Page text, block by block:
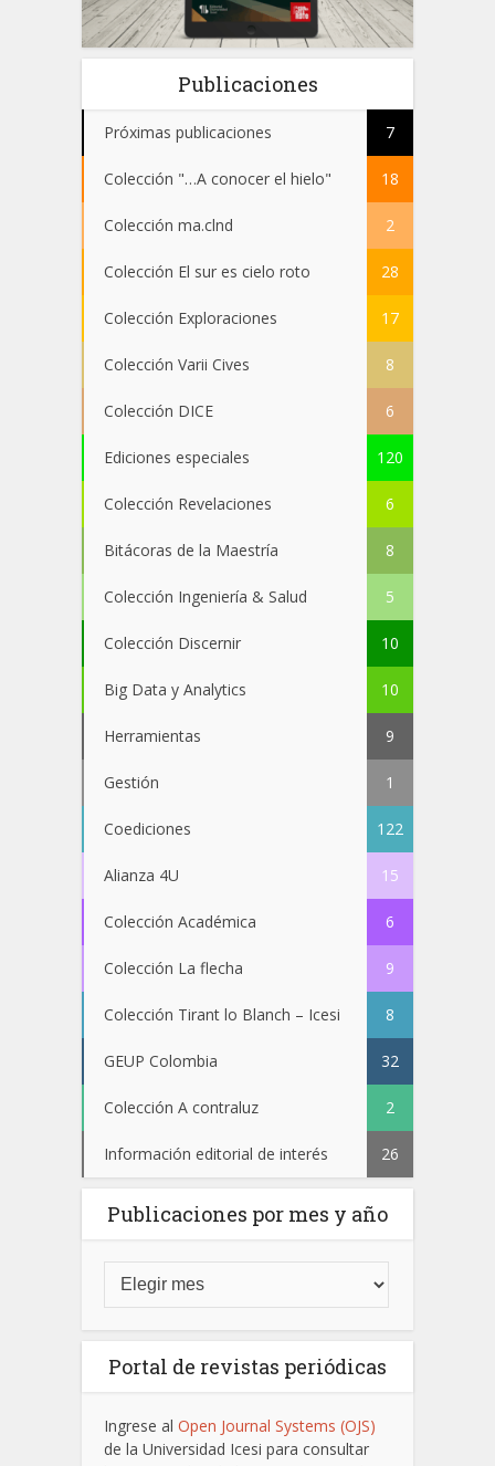
Publicaciones
Próximas publicaciones 7
Colección "…A conocer el hielo" 18
Colección ma.clnd 2
Colección El sur es cielo roto 28
Colección Exploraciones 17
Colección Varii Cives 8
Colección DICE 6
Ediciones especiales 120
Colección Revelaciones 6
Bitácoras de la Maestría 8
Colección Ingeniería & Salud 5
Colección Discernir 10
Big Data y Analytics 10
Herramientas 9
Gestión 1
Coediciones 122
Alianza 4U 15
Colección Académica 6
Colección La flecha 9
Colección Tirant lo Blanch – Icesi 8
GEUP Colombia 32
Colección A contraluz 2
Información editorial de interés 26
Publicaciones por mes y año
Portal de revistas periódicas
Ingrese al Open Journal Systems (OJS)
de la Universidad Icesi para consultar